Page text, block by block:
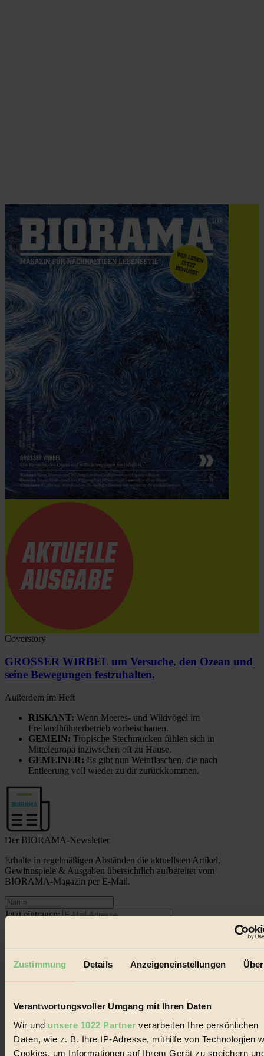
Zustimmung Details Anzeigeneinstellungen
Verantwortungsvoller Umgang mit Ihren Daten
Wir und unsere 1022 Partner verarbeiten Ihre persönlichen
Daten, wie z. B. Ihre IP-Adresse, mithilfe von Technologien
Cookies, um Informationen auf Ihrem Gerät zu speichern
Coverstory
GROSSER WIRBEL um Versuche, den Ozean und
seine Bewegungen festzuhalten.
Außerdem im Heft
RISKANT: Wenn Meeres- und Wildvögel im
Freilandhühnerbetrieb vorbeischauen.
GEMEIN: Tropische Stechmücken fühlen sich in
Mitteleuropa inziwschen oft zu Hause.
GEMEINER: Es gibt nun Weinflaschen, die nach
Entleerung voll wieder zu dir zurückkommen.
Der BIORAMA-Newsletter
Erhalte in regelmäßigen Abständen die aktuellsten Artikel,
Gewinnspiele & Ausgaben übersichtlich aufbereitet vom
BIORAMA-Magazin per E-Mail.
Jetzt eintragen:
Impressum & Disclaimer
Datenschutz
Mediadaten